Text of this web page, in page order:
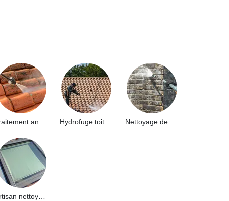
Artisan nettoyage de puits de lumière et Skydome 91